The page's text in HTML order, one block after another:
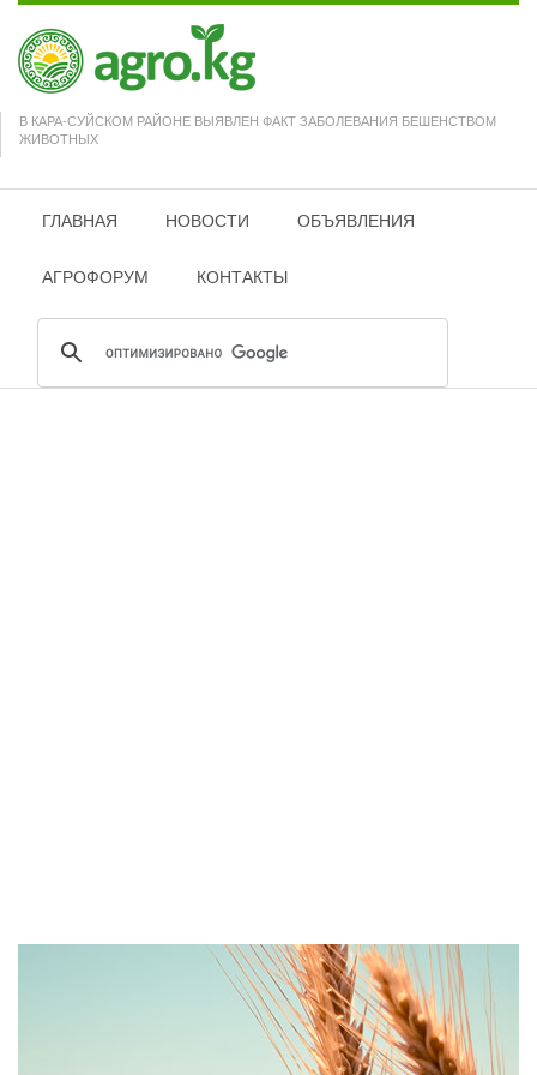
В КАРА-СУЙСКОМ РАЙОНЕ ВЫЯВЛЕН ФАКТ ЗАБОЛЕВАНИЯ БЕШЕНСТВОМ
ЖИВОТНЫХ
ГЛАВНАЯ НОВОСТИ ОБЪЯВЛЕНИЯ
АГРОФОРУМ КОНТАКТЫ